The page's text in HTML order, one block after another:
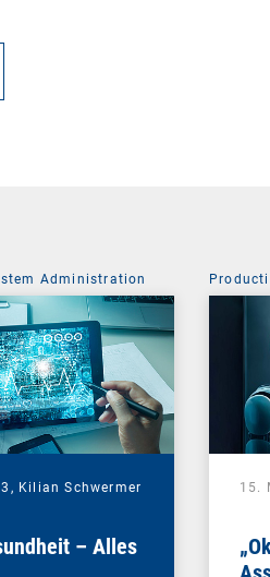
Administration
Kilian Schwermer
– Alles
15.